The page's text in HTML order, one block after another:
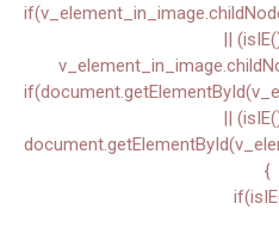
||
||
{